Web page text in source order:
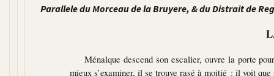
Parallele du Morceau de la Bruyere, & du Distrait de
Ménalque descend son escalier, ouvre la porte
mieux s’examiner, il se trouve rasé à moitié : il voit